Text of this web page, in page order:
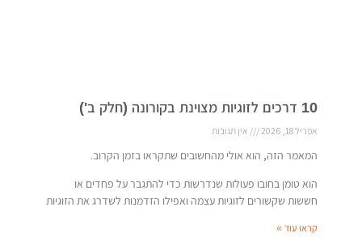
10 דרכים לזוגיות מצוינת בקורונה (חלק ב')
אפריל 18, 2026 אין תגובות
המאמר הזה, הוא אולי מהחשובים שתקראו בזמן הקרוב.
הוא טומן בחובו פעולות שנדרשות כדי להתגבר על פחדים או
חששות שקשורים לזוגיות עצמה ואפילו הזדמנות לשדרג את הזוגיות
קראו עוד »